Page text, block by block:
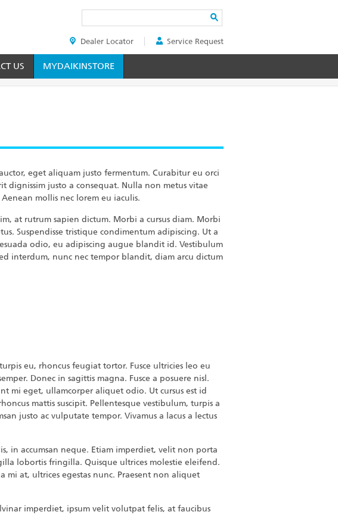
HEADER
TOP
MENU
Dealer Locator Service Request
US MYDAIKINSTORE
eget aliquam justo fermentum. Curabitur eu orci
dignissim justo a consequat. Nulla non metus vitae
mollis nec lorem eu iaculis.
at rutrum sapien dictum. Morbi a cursus diam. Morbi
Suspendisse tristique condimentum adipiscing. Ut a
odio, eu adipiscing augue blandit id. Vestibulum
interdum, nunc nec tempor blandit, diam arcu dictum
eu, rhoncus feugiat tortor. Fusce ultricies leo eu
Donec in sagittis magna. Fusce a posuere nisl.
mi eget, ullamcorper aliquet odio. Ut cursus est id
mattis suscipit. Pellentesque vestibulum, turpis a
justo ac vulputate tempor. Vivamus a lacus a lectus
in accumsan neque. Etiam imperdiet, velit non porta
lobortis fringilla. Quisque ultrices molestie eleifend.
at, ultrices egestas nunc. Praesent non aliquet
imperdiet, ipsum velit volutpat felis, at faucibus